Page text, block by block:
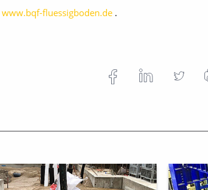
www.bqf-fluessigboden.de .